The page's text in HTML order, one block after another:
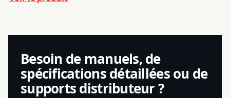
Besoin de manuels, de
spécifications détaillées ou de
supports distributeur ?